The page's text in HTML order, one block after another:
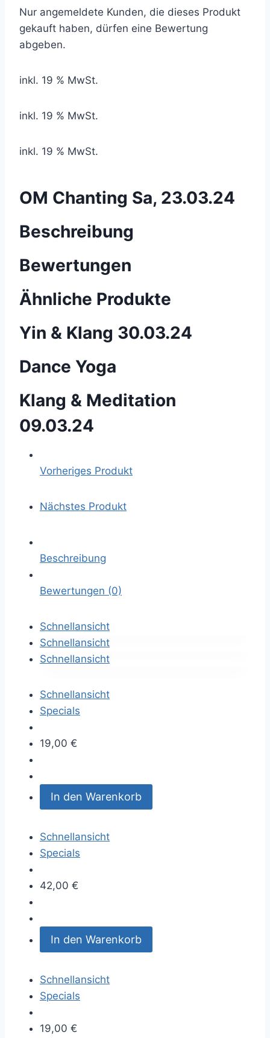
Nur angemeldete Kunden, die dieses Produkt
gekauft haben, dürfen eine Bewertung
abgeben.
inkl. 19 % MwSt.
inkl. 19 % MwSt.
inkl. 19 % MwSt.
OM Chanting Sa, 23.03.24
Beschreibung
Bewertungen
Ähnliche Produkte
Yin & Klang 30.03.24
Dance Yoga
Klang & Meditation
09.03.24
Vorheriges Produkt
Nächstes Produkt
Beschreibung
Bewertungen (0)
Schnellansicht
Schnellansicht
Schnellansicht
Schnellansicht
Specials
19,00 €
In den Warenkorb
Schnellansicht
Specials
42,00 €
In den Warenkorb
Schnellansicht
Specials
19,00 €